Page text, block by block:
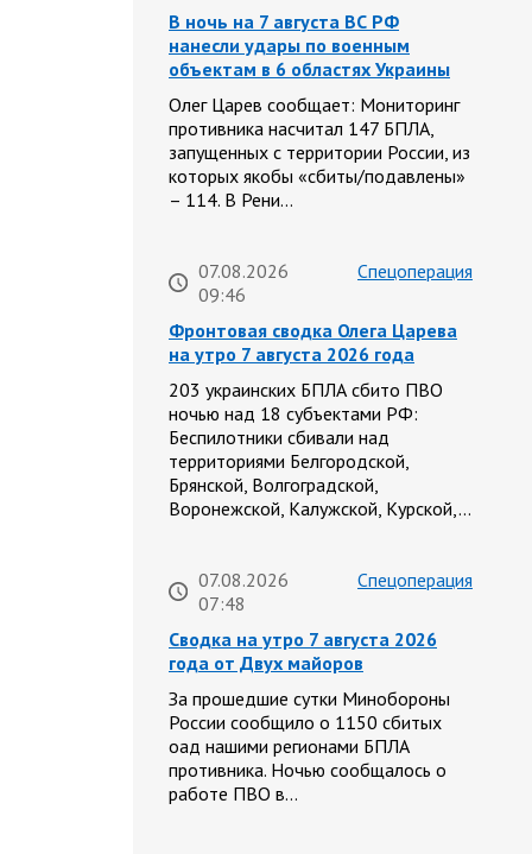
В ночь на 7 августа ВС РФ
нанесли удары по военным
объектам в 6 областях Украины
Олег Царев сообщает: Мониторинг
противника насчитал 147 БПЛА,
запущенных с территории России, из
которых якобы «сбиты/подавлены»
– 114. В Рени…
07.08.2026
09:46
Спецоперация
Фронтовая сводка Олега Царева
на утро 7 августа 2026 года
203 украинских БПЛА сбито ПВО
ночью над 18 субъектами РФ:
Беспилотники сбивали над
территориями Белгородской,
Брянской, Волгоградской,
Воронежской, Калужской, Курской,…
07.08.2026
07:48
Спецоперация
Сводка на утро 7 августа 2026
года от Двух майоров
За прошедшие сутки Минобороны
России сообщило о 1150 сбитых
оад нашими регионами БПЛА
противника. Ночью сообщалось о
работе ПВО в…